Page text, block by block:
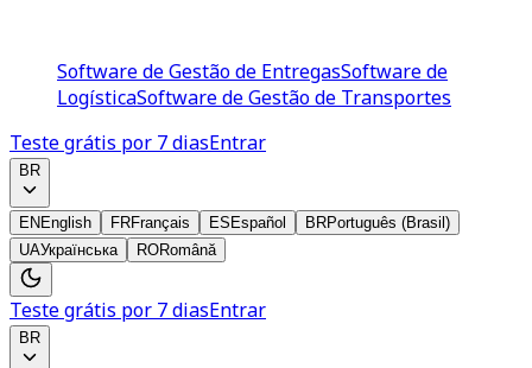
Software de Gestão de EntregasSoftware de
LogísticaSoftware de Gestão de Transportes
Teste grátis por 7 diasEntrar
BR
EN English FRFrançais ES Español BRPortuguês (Brasil)
UAУкраїнська RORomână
Teste grátis por 7 diasEntrar
BR